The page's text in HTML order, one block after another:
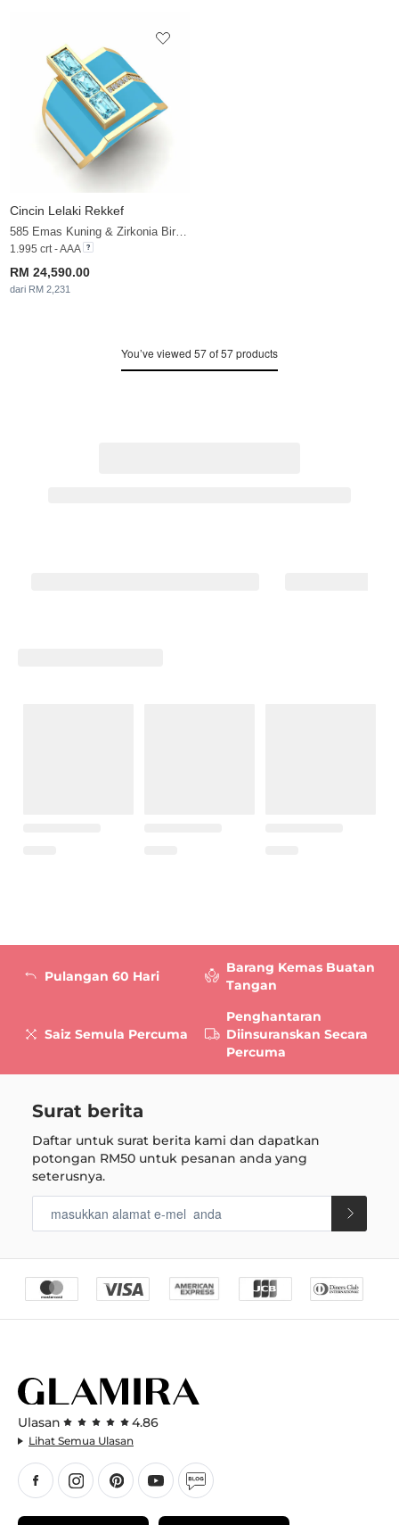
Cincin Lelaki Rekkef
1.995 crt - AAA
RM 24,590.00
dari RM 2,231
You’ve viewed 57 of 57 products
Pulangan 60 Hari
Saiz Semula Percuma
Barang Kemas Buatan
Tangan
Penghantaran
Diinsuranskan Secara
Percuma
Surat berita
Daftar untuk surat berita kami dan dapatkan
potongan RM50 untuk pesanan anda yang
seterusnya.
Ulasan 4.86
Lihat Semua Ulasan